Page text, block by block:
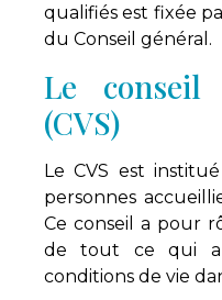
qualifiés est fixée
du Conseil général.
Le
(CVS)
Le CVS est
personnes
Ce conseil a pour
de tout ce qui a
conditions de vie